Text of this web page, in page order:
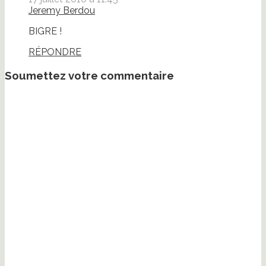
Jeremy Berdou
BIGRE !
RÉPONDRE
Soumettez votre commentaire